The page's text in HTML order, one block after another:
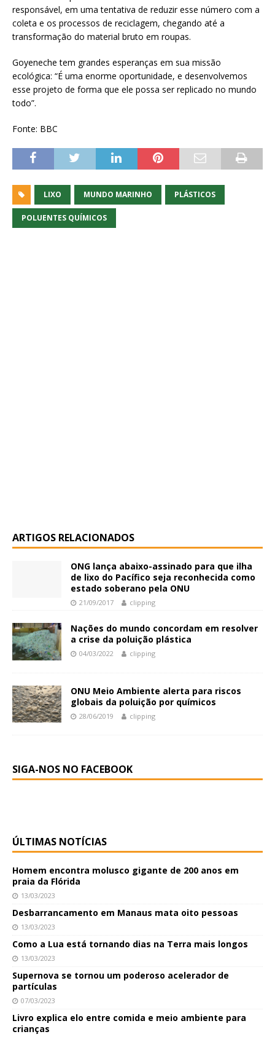
responsável, em uma tentativa de reduzir esse número com a
coleta e os processos de reciclagem, chegando até a
transformação do material bruto em roupas.
Goyeneche tem grandes esperanças em sua missão
ecológica: “É uma enorme oportunidade, e desenvolvemos
esse projeto de forma que ele possa ser replicado no mundo
todo”.
Fonte: BBC
LIXO MUNDO MARINHO PLÁSTICOS
POLUENTES QUÍMICOS
ARTIGOS RELACIONADOS
ONG lança abaixo-assinado para que ilha
de lixo do Pacífico seja reconhecida como
estado soberano pela ONU
21/09/2017 clipping
Nações do mundo concordam em resolver
a crise da poluição plástica
04/03/2022 clipping
ONU Meio Ambiente alerta para riscos
globais da poluição por químicos
28/06/2019 clipping
SIGA-NOS NO FACEBOOK
ÚLTIMAS NOTÍCIAS
Homem encontra molusco gigante de 200 anos em
praia da Flórida
13/03/2023
Desbarrancamento em Manaus mata oito pessoas
13/03/2023
Como a Lua está tornando dias na Terra mais longos
13/03/2023
Supernova se tornou um poderoso acelerador de
partículas
07/03/2023
Livro explica elo entre comida e meio ambiente para
crianças